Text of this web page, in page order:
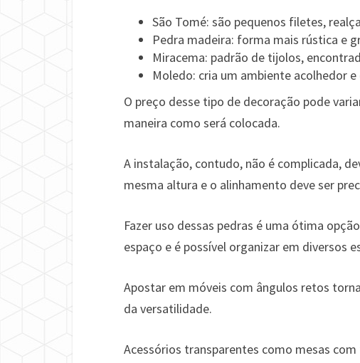
São Tomé: são pequenos filetes,
Pedra madeira: forma mais rústica e
Miracema: padrão de tijolos,
Moledo: cria um ambiente acolhedor
O preço desse tipo de decoração pode
maneira como será colocada.
A instalação, contudo, não é complicada,
mesma altura e o alinhamento deve ser
Fazer uso dessas pedras é uma ótima
espaço e é possível organizar em diversos
Apostar em móveis com ângulos retos
da versatilidade.
Acessórios transparentes como mesas